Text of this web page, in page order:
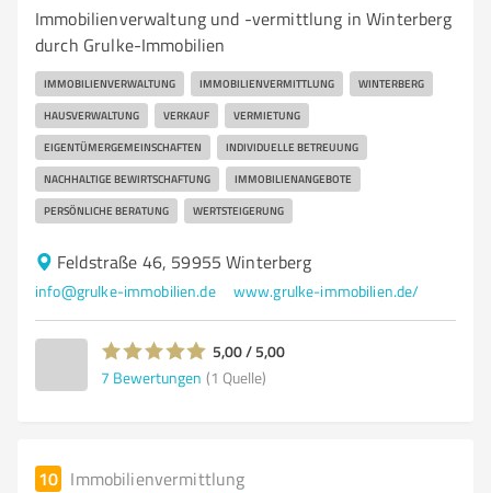
Immobilienverwaltung und -vermittlung in Winterberg
durch Grulke-Immobilien
IMMOBILIENVERWALTUNG IMMOBILIENVERMITTLUNG WINTERBERG
HAUSVERWALTUNG VERKAUF VERMIETUNG
EIGENTÜMERGEMEINSCHAFTEN INDIVIDUELLE BETREUUNG
NACHHALTIGE BEWIRTSCHAFTUNG IMMOBILIENANGEBOTE
PERSÖNLICHE BERATUNG WERTSTEIGERUNG
Feldstraße 46, 59955 Winterberg
info@grulke-immobilien.de www.grulke-immobilien.de/
5,00 / 5,00
7 Bewertungen (1 Quelle)
10 Immobilienvermittlung